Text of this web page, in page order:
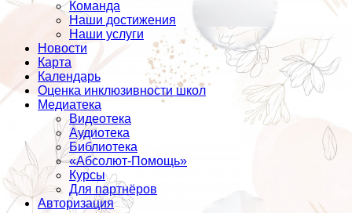
Команда
Наши достижения
Наши услуги
Новости
Карта
Календарь
Оценка инклюзивности школ
Медиатека
Видеотека
Аудиотека
Библиотека
«Абсолют-Помощь»
Курсы
Для партнёров
Авторизация